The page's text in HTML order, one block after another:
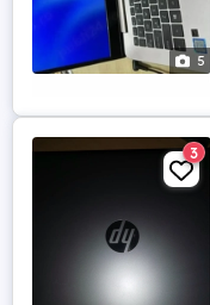
5
3